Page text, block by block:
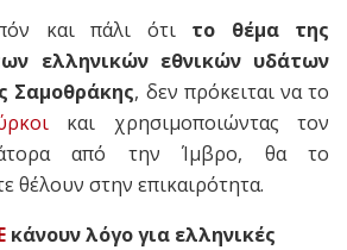
και πάλι ότιτο θέμα της
ελληνικών εθνικών υδάτων
Σαμοθράκης, δεν πρόκειται να το
και χρησιμοποιώντας τον
από την Ίμβρο, θα το
θέλουν στην επικαιρότητα.
κάνουν λόγο για ελληνικές